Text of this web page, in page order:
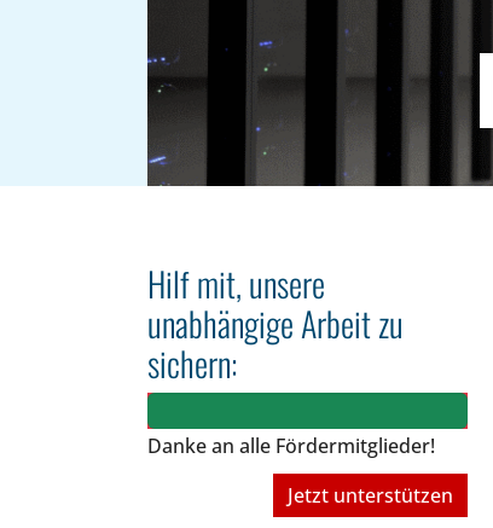
Hilf mit, unsere
unabhängige Arbeit zu
sichern:
Danke an alle Fördermitglieder!
Jetzt unterstützen